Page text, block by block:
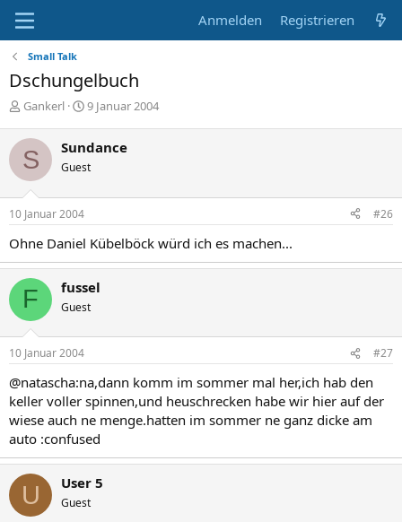
Anmelden Registrieren
Small Talk
Dschungelbuch
E
s
t
e
l
l
e
Gankerl
E
t
e
l
m
9 Januar 2004
S Sundance
Guest
10 Januar 2004 #26
Ohne Daniel Kübelböck würd ich es machen...
F fussel
Guest
10 Januar 2004 #27
@natascha:na,dann komm im sommer mal her,ich hab den
keller voller spinnen,und heuschrecken habe wir hier auf der
wiese auch ne menge.hatten im sommer ne ganz dicke am
auto :confused
U User 5
Guest